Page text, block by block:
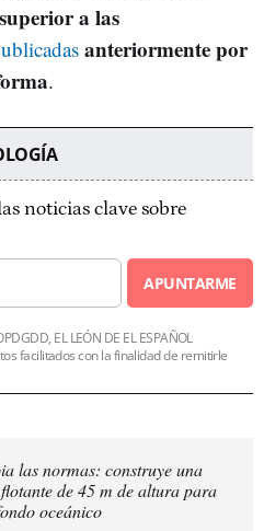
a las
anteriormente por
.
noticias clave sobre
APUNTARME
EL LEÓN DE EL ESPAÑOL
facilitados con la finalidad de remitirle
las normas: construye una
de 45 m de altura para
oceánico